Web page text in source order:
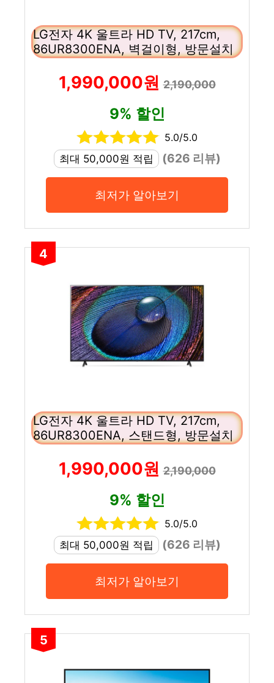
LG전자 4K 울트라 HD TV, 217cm,
86UR8300ENA, 벽걸이형, 방문설치
1,990,000원2,190,000
9% 할인
5.0/5.0
최대 50,000원 적립
(626 리뷰)
최저가 알아보기
4
LG전자 4K 울트라 HD TV, 217cm,
86UR8300ENA, 스탠드형, 방문설치
1,990,000원2,190,000
9% 할인
5.0/5.0
최대 50,000원 적립
(626 리뷰)
최저가 알아보기
5